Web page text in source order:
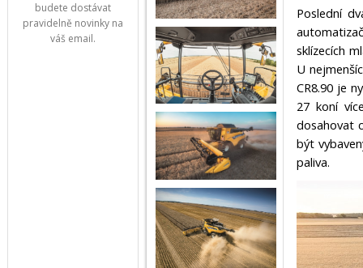
Poslední
sklízecích
U
CR8.90 je
27 koní
dosahovat
být
paliva.
budete dostávat
pravidelně novinky na
váš email.